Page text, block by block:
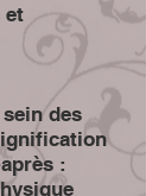
et
des
: